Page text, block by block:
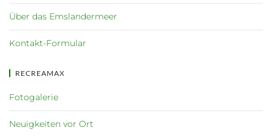
Über das Emslandermeer
Kontakt-Formular
RECREAMAX
Fotogalerie
Neuigkeiten vor Ort